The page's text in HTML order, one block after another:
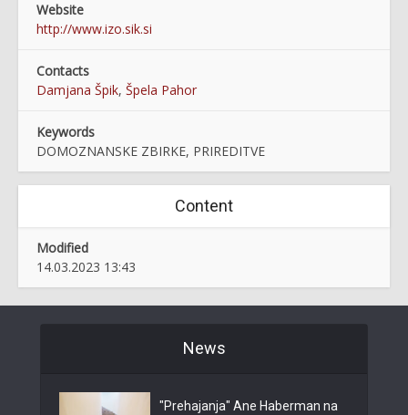
Website
http://www.izo.sik.si
Contacts
Damjana Špik, Špela Pahor
Keywords
DOMOZNANSKE ZBIRKE, PRIREDITVE
Content
Modified
14.03.2023 13:43
News
"Prehajanja" Ane Haberman na